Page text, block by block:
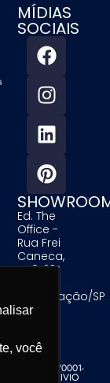
você
você
você
MÍDIAS
SOCIAIS
Ed. The
Office -
Rua Frei
Caneca,
558, 23º
Consolação/SP
19.679.195/0001-
por TRIVIO